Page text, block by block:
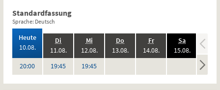
Standardfassung
Sprache: Deutsch
Heute,
10.08.2026:
20:00Uhr
Di
11.08.2026:
19:45Uhr
Mi.,
12.08.2026:
19:45Uhr
Do
13.08.2026:
Vorstellungen
Fr.,
14.08.2026:
Vorstellungen
Sa.,
15.08.2026:
Vorstellungen
keine